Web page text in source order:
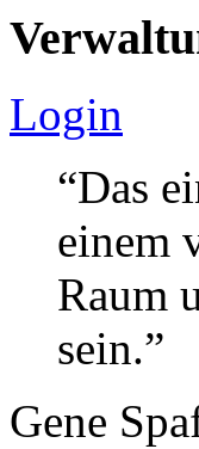
Login
“Das
einem
Raum
sein.”
Gene